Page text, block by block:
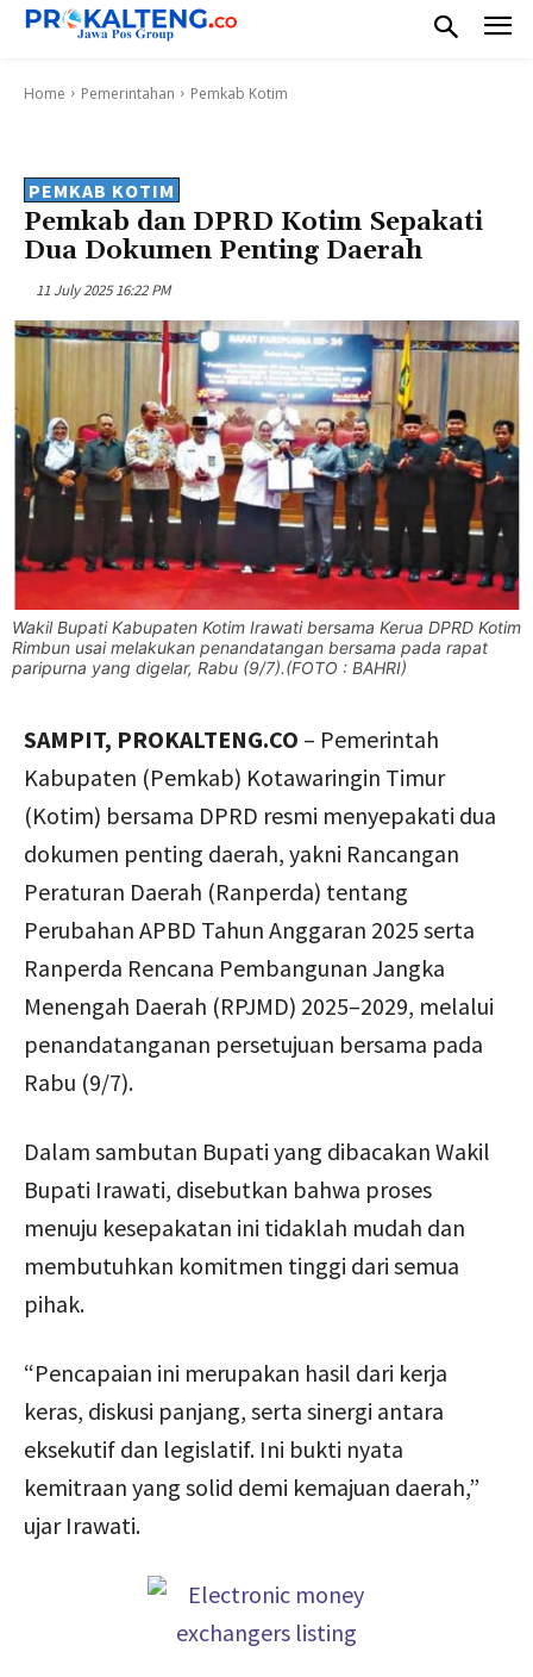
Home Pemerintahan Pemkab Kotim
PEMKAB KOTIM
Pemkab dan DPRD Kotim Sepakati
Dua Dokumen Penting Daerah
11 July 2025 16:22 PM
Wakil Bupati Kabupaten Kotim Irawati bersama Kerua DPRD Kotim
Rimbun usai melakukan penandatangan bersama pada rapat
paripurna yang digelar, Rabu (9/7).(FOTO : BAHRI)
SAMPIT, PROKALTENG.CO – Pemerintah
Kabupaten (Pemkab) Kotawaringin Timur
(Kotim) bersama DPRD resmi menyepakati dua
dokumen penting daerah, yakni Rancangan
Peraturan Daerah (Ranperda) tentang
Perubahan APBD Tahun Anggaran 2025 serta
Ranperda Rencana Pembangunan Jangka
Menengah Daerah (RPJMD) 2025–2029, melalui
penandatanganan persetujuan bersama pada
Rabu (9/7).
Dalam sambutan Bupati yang dibacakan Wakil
Bupati Irawati, disebutkan bahwa proses
menuju kesepakatan ini tidaklah mudah dan
membutuhkan komitmen tinggi dari semua
pihak.
“Pencapaian ini merupakan hasil dari kerja
keras, diskusi panjang, serta sinergi antara
eksekutif dan legislatif. Ini bukti nyata
kemitraan yang solid demi kemajuan daerah,”
ujar Irawati.